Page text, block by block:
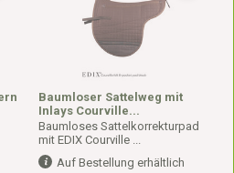
Baumloser Sattelweg mit
Inlays Courville...
Baumloses Sattelkorrekturpad
mit EDIX Courville ...
Auf Bestellung erhältlich